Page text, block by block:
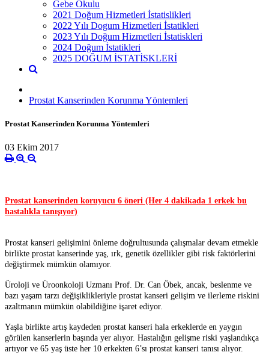
Gebe Okulu
2021 Doğum Hizmetleri İstatislikleri
2022 Yılı Dogum Hizmetleri İstatikleri
2023 Yılı Doğum Hizmetleri İstatiskleri
2024 Doğum İstatikleri
2025 DOĞUM İSTATİSKLERİ
Prostat Kanserinden Korunma Yöntemleri
Prostat Kanserinden Korunma Yöntemleri
03 Ekim 2017
Prostat kanserinden koruyucu 6 öneri (Her 4 dakikada 1 erkek bu
hastalıkla tanışıyor)
Prostat kanseri gelişimini önleme doğrultusunda çalışmalar devam etmekle
birlikte prostat kanserinde yaş, ırk, genetik özellikler gibi risk faktörlerini
değiştirmek mümkün olamıyor.
Üroloji ve Üroonkoloji Uzmanı Prof. Dr. Can Öbek, ancak, beslenme ve
bazı yaşam tarzı değişiklikleriyle prostat kanseri gelişim ve ilerleme riskini
azaltmanın mümkün olabildiğine işaret ediyor.
Yaşla birlikte artış kaydeden prostat kanseri hala erkeklerde en yaygın
görülen kanserlerin başında yer alıyor. Hastalığın gelişme riski yaşlandıkça
artıyor ve 65 yaş üste her 10 erkekten 6’sı prostat kanseri tanısı alıyor.